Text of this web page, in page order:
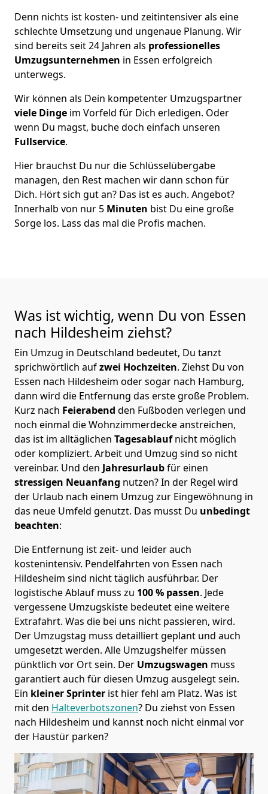
Denn nichts ist kosten- und zeitintensiver als eine
schlechte Umsetzung und ungenaue Planung. Wir
sind bereits seit 24 Jahren als professionelles
Umzugsunternehmen in Essen erfolgreich
unterwegs.
Wir können als Dein kompetenter Umzugspartner
viele Dinge im Vorfeld für Dich erledigen. Oder
wenn Du magst, buche doch einfach unseren
Fullservice.
Hier brauchst Du nur die Schlüsselübergabe
managen, den Rest machen wir dann schon für
Dich. Hört sich gut an? Das ist es auch. Angebot?
Innerhalb von nur 5 Minuten bist Du eine große
Sorge los. Lass das mal die Profis machen.
Was ist wichtig, wenn Du von Essen
nach Hildesheim ziehst?
Ein Umzug in Deutschland bedeutet, Du tanzt
sprichwörtlich aufzwei Hochzeiten. Ziehst Du von
Essen nach Hildesheim oder sogar nach Hamburg,
dann wird die Entfernung das erste große Problem.
Kurz nach Feierabend den Fußboden verlegen und
noch einmal die Wohnzimmerdecke anstreichen,
das ist im alltäglichen Tagesablaufnicht möglich
oder kompliziert. Arbeit und Umzug sind so nicht
vereinbar. Und den Jahresurlaubfür einen
stressigen Neuanfang nutzen? In der Regel wird
der Urlaub nach einem Umzug zur Eingewöhnung in
das neue Umfeld genutzt. Das musst Du unbedingt
beachten:
Die Entfernung ist zeit- und leider auch
kostenintensiv. Pendelfahrten von Essen nach
Hildesheim sind nicht täglich ausführbar. Der
logistische Ablauf muss zu 100 % passen. Jede
vergessene Umzugskiste bedeutet eine weitere
Extrafahrt. Was die bei uns nicht passieren, wird.
Der Umzugstag muss detailliert geplant und auch
umgesetzt werden. Alle Umzugshelfer müssen
pünktlich vor Ort sein. Der Umzugswagen muss
garantiert auch für diesen Umzug ausgelegt sein.
Ein kleiner Sprinter ist hier fehl am Platz. Was ist
mit den Halteverbotszonen? Du ziehst von Essen
nach Hildesheim und kannst noch nicht einmal vor
der Haustür parken?